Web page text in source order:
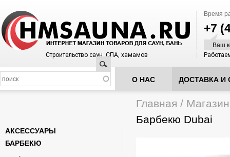
Время
+7
Ваш
Строительство саун, СПА, хамамов
Поиск
О НАС ДОСТАВКА И
Вы здесь
Главная / Магазин
Барбекю Dubai
АКСЕССУАРЫ
БАРБЕКЮ